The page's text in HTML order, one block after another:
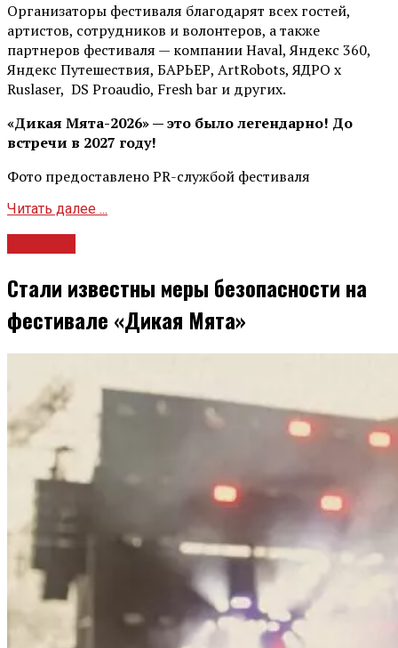
Организаторы фестиваля благодарят всех гостей,
артистов, сотрудников и волонтеров, а также
партнеров фестиваля — компании Haval, Яндекс 360,
Яндекс Путешествия, БАРЬЕР, ArtRobots, ЯДРО х
Ruslaser, DS Proaudio, Fresh bar и других.
«Дикая Мята-2026» — это было легендарно! До
встречи в 2027 году!
Фото предоставлено PR-службой фестиваля
Читать далее ...
Стали известны меры безопасности на
фестивале «Дикая Мята»